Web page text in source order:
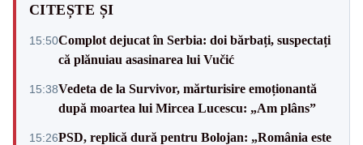
CITEȘTE ȘI
15:50Complot dejucat în Serbia: doi bărbați, suspectați
că plănuiau asasinarea lui Vučić
15:38Vedeta de la Survivor, mărturisire emoționantă
după moartea lui Mircea Lucescu: „Am plâns”
15:26PSD, replică dură pentru Bolojan: „România este